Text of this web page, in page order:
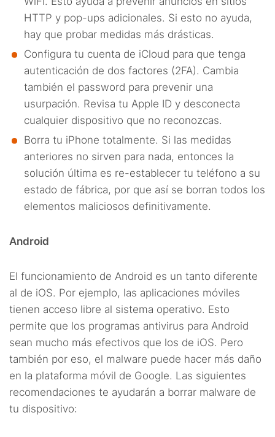
HTTP y pop-ups adicionales. Si esto no ayuda,
hay que probar medidas más drásticas.
Configura tu cuenta de iCloud para que tenga
autenticación de dos factores (2FA). Cambia
también el password para prevenir una
usurpación. Revisa tu Apple ID y desconecta
cualquier dispositivo que no reconozcas.
Borra tu iPhone totalmente. Si las medidas
anteriores no sirven para nada, entonces la
solución última es re-establecer tu teléfono a su
estado de fábrica, por que así se borran todos los
elementos maliciosos definitivamente.
Android
El funcionamiento de Android es un tanto diferente
al de iOS. Por ejemplo, las aplicaciones móviles
tienen acceso libre al sistema operativo. Esto
permite que los programas antivirus para Android
sean mucho más efectivos que los de iOS. Pero
también por eso, el malware puede hacer más daño
en la plataforma móvil de Google. Las siguientes
recomendaciones te ayudarán a borrar malware de
tu dispositivo: